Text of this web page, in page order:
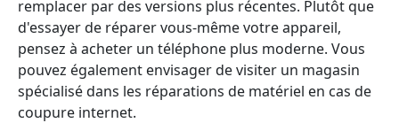
remplacer par des versions plus récentes. Plutôt que
d'essayer de réparer vous-même votre appareil,
pensez à acheter un téléphone plus moderne. Vous
pouvez également envisager de visiter un magasin
spécialisé dans les réparations de matériel en cas de
coupure internet.